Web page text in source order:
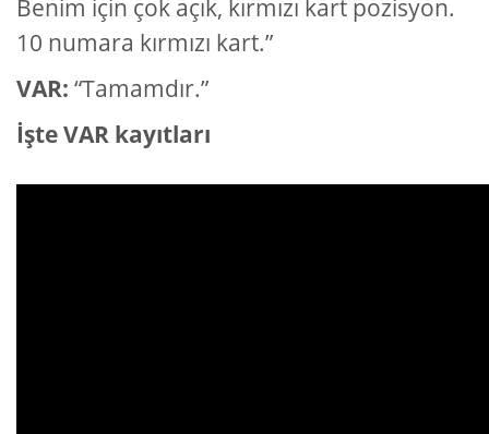
Benim için çok açık, kırmızı kart pozisyon.
10 numara kırmızı kart.”
VAR: “Tamamdır.”
İşte VAR kayıtları